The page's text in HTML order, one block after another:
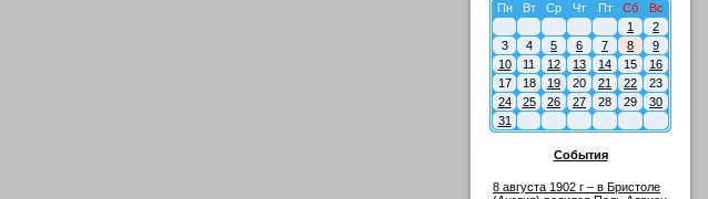
Пн Вт Ср Чт Пт Сб
Вс
1
2
3
4 5 6 7 8
9
10
11 12 13 14 15
16
17
18 19 20 21 22
23
24
25 26 27 28 29
30
31
События
8 августа 1902 г – в Бристоле